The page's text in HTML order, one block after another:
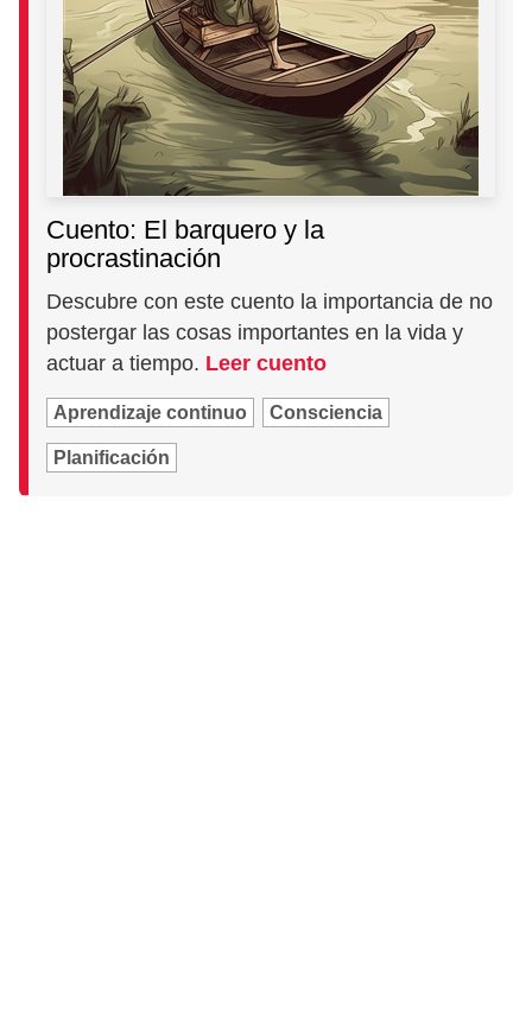
Cuento: El barquero y la
procrastinación
Descubre con este cuento la importancia de no
postergar las cosas importantes en la vida y
actuar a tiempo. Leer cuento
Aprendizaje continuo Consciencia
Planificación